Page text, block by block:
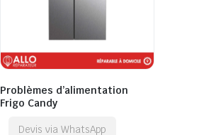
Problèmes d’alimentation
Frigo Candy
Devis via WhatsApp